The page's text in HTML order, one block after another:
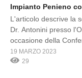
Impianto Penieno
L'articolo descrive la
Dr. Antonini presso
occasione della
Prof. Trombetta, dal
mostra la tecnica
19 MARZO 2023
29